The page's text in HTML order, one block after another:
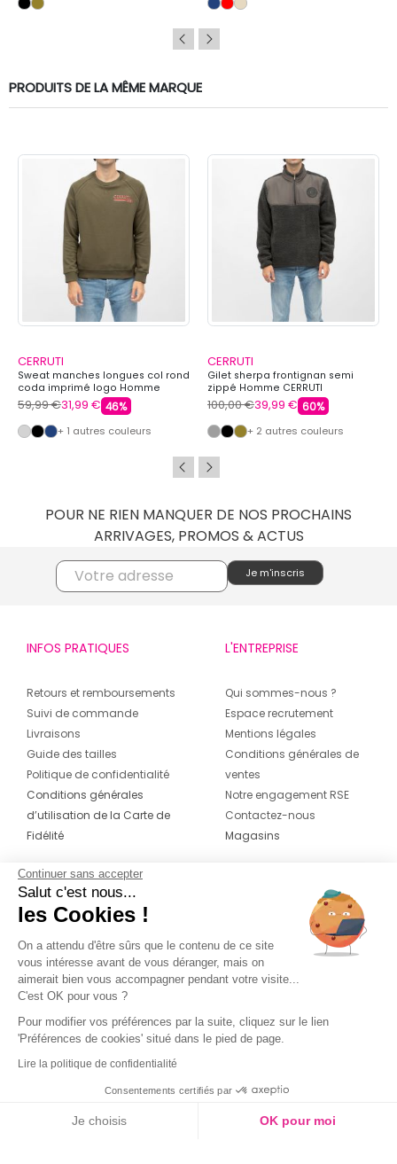
PRODUITS DE LA MÊME MARQUE
CERRUTI
Sweat manches longues col rond
coda imprimé logo Homme
CERRUTI
59,99 €31,99 € 46%
+ 1 autres couleurs
CERRUTI
Gilet sherpa frontignan semi
zippé Homme CERRUTI
100,00 €39,99 € 60%
+ 2 autres couleurs
POUR NE RIEN MANQUER DE NOS PROCHAINS
ARRIVAGES, PROMOS & ACTUS
INFOS PRATIQUES
Retours et remboursements
Suivi de commande
Livraisons
Guide des tailles
Politique de confidentialité
Conditions générales
d’utilisation de la Carte de
Fidélité
L'ENTREPRISE
Qui sommes-nous ?
Espace recrutement
Mentions légales
Conditions générales de
ventes
Notre engagement RSE
Contactez-nous
Magasins
CONTACT
04 42 20 78 42
Du lundi au jeudi de 8h30 à 16h30 & le
vendredi de 8h30 à 15h30
Continuer sans accepter
Salut c'est nous...
les Cookies !
On a attendu d'être sûrs que le contenu de ce site
vous intéresse avant de vous déranger, mais on
aimerait bien vous accompagner pendant votre visite...
C'est OK pour vous ?
Pour modifier vos préférences par la suite, cliquez sur le lien
'Préférences de cookies' situé dans le pied de page.
Lire la politique de confidentialité
Consentements certifiés par
Je choisis OK pour moi